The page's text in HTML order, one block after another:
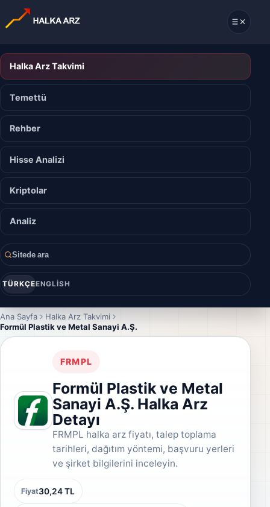
Halka Arz Takvimi
Temettü
Rehber
Hisse Analizi
Kriptolar
Analiz
Sitede ara
TÜRKÇEENGLISH
Ana Sayfa
Halka Arz Takvimi
Formül Plastik ve Metal Sanayi A.Ş.
FRMPL
Formül Plastik ve Metal
Sanayi A.Ş. Halka Arz
Detayı
FRMPL halka arz fiyatı, talep toplama
tarihleri, dağıtım yöntemi, başvuru yerleri
ve şirket bilgilerini inceleyin.
Fiyat30,24 TL